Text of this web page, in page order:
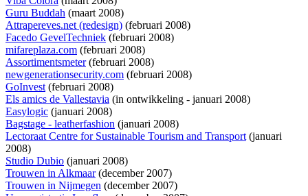
Guru Buddah (maart 2008)
Attrapereves.net (redesign) (februari 2008)
Facedo GevelTechniek (februari 2008)
mifareplaza.com (februari 2008)
Assortimentsmeter(februari 2008)
newgenerationsecurity.com (februari 2008)
GoInvest(februari 2008)
Els amics de Vallestavia (in ontwikkeling - januari 2008)
Easylogic (januari 2008)
Bagstage - leatherfashion (januari 2008)
Lectoraat Centre for Sustainable Tourism and Transport(januari
2008)
Studio Dubio (januari 2008)
Trouwen in Alkmaar(december 2007)
Trouwen in Nijmegen (december 2007)